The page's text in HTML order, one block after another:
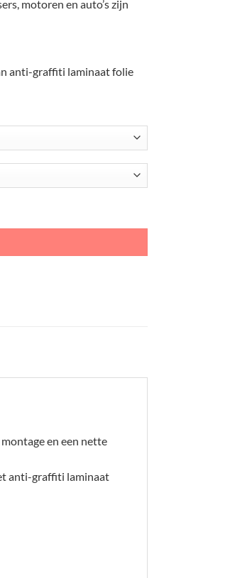
motoren en auto’s zijn
anti-graffiti laminaat folie
en een nette
anti-graffiti laminaat